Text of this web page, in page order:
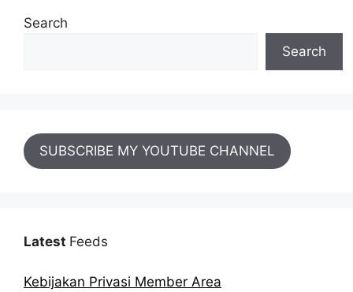
Search
Search
SUBSCRIBE MY YOUTUBE CHANNEL
Latest Feeds
Kebijakan Privasi Member Area